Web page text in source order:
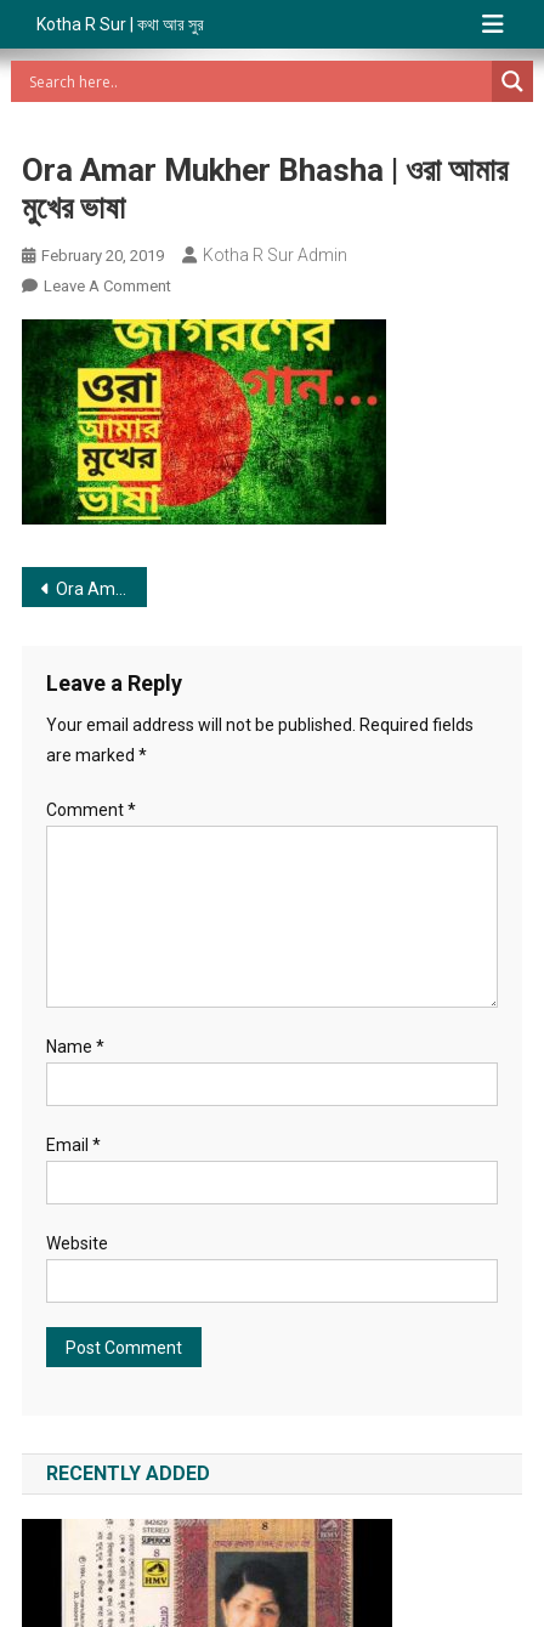
Kotha R Sur | কথা আর সুর
Ora Amar Mukher Bhasha | ওরা আমার
মুখের ভাষা
February 20, 2019 Kotha R Sur Admin
Leave A CommentOn
Amar
Mukher
Bhasha
|
ওরা
আমার
মুখের
Post
Ora Amar Mukher Bhasha | ওরা আমার মুখের ভাষা
Leave a Reply
Your email address will not be published.
Required fields
are marked *
Comment*
Name *
Email *
Website
RECENTLY ADDED